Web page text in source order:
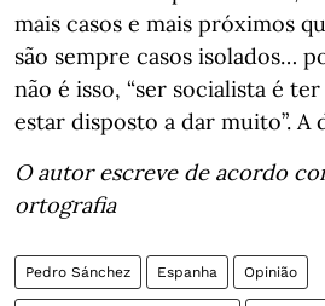
mais casos e mais próximos
são sempre casos isolados…
não é isso, “ser socialista é
estar disposto a dar muito”. A
O autor escreve de acordo
ortografia
Pedro Sánchez Espanha Opinião